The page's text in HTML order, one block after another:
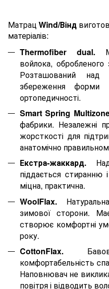
Матрац Wind/Вінд
матеріалів:
Thermofiber dual.
войлока,
Розташований
збереження форми
ортопедичності.
Smart Spring
фабрики. Незалежні
жорсткості для
анатомічно
Екстра-жаккард.
піддається
міцна, практична.
WoolFlax.
зимової сторони.
створює комфортні
року.
CottonFlax.
комфортабельність
Наповнювач не
повітря і відводить